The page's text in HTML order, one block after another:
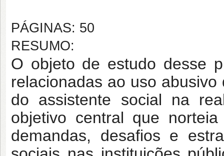
PÁGINAS: 50
RESUMO:
O objeto de estudo desse
relacionadas ao uso
do assistente social na
objetivo central que
demandas, desafios e